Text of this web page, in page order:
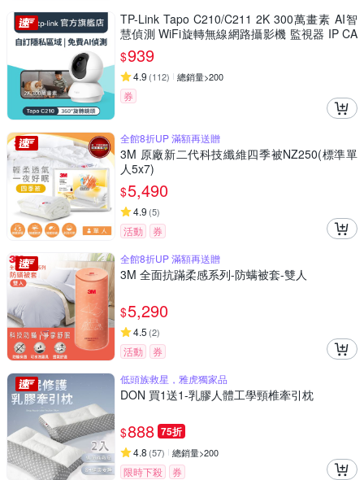
TP-Link Tapo C210/C211 2K 300萬畫素 AI智
慧偵測 WiFi旋轉無線網路攝影機 監視器 IP CA
M(360°旋轉/哭聲偵測/支援512G)
$939
4.9 (112) 總銷量>200
券
全館8折UP 滿額再送贈
3M 原廠新二代科技纖維四季被NZ250(標準單
人5x7)
$5,490
4.9 (5)
活動
券
全館8折UP 滿額再送贈
3M 全面抗蹣柔感系列-防螨被套-雙人
$5,290
4.5 (2)
活動
券
低頭族救星，雅虎獨家品
DON 買1送1-乳膠人體工學頸椎牽引枕
$888 75折
4.8 (57) 總銷量>200
限時下殺 券